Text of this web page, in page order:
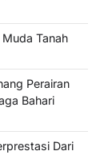
Tanah
Perairan
Bahari
Dari